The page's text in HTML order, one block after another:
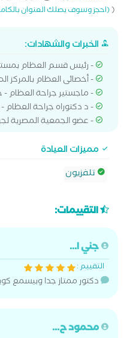
((احجز وسوف يصلك العنوان
الخبرات والشهادات:
- رئيس قسم العظام
- أخصائى العظام بالمركز
- ماجستير جراحة العظام -
- د دكتوراه جراحة العظام
- عضو الجمعية المصرية
مميزات العيادة
تلفزيون
التقييمات:
جني ا...
التقييم :
دكتور ممتاز جدا وبيسمع
محمود ح...